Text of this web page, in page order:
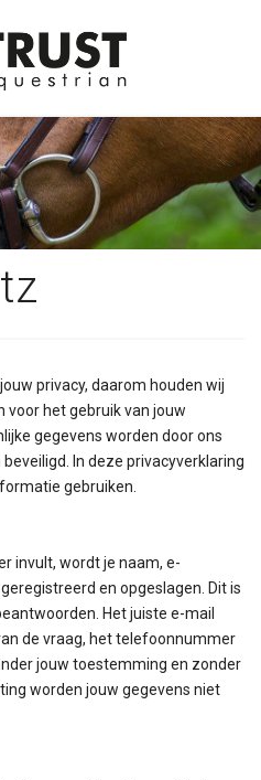
privacy, daarom houden wij
voor het gebruik van jouw
gegevens worden door ons
In deze privacyverklaring
gebruiken.
invult, wordt je naam, e-
en opgeslagen. Dit is
Het juiste e-mail
de vraag, het telefoonnummer
jouw toestemming en zonder
worden jouw gegevens niet